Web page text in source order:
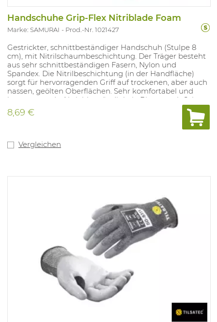
Handschuhe Grip-Flex Nitriblade Foam
Marke: SAMURAI Prod.-Nr. 1021427
Gestrickter, schnittbeständiger Handschuh (Stulpe 8
cm), mit Nitrilschaumbeschichtung. Der Träger besteht
aus sehr schnittbeständigen Fasern, Nylon und
Spandex. Die Nitrilbeschichtung (in der Handfläche)
sorgt für hervorragenden Griff auf trockenen, aber auch
nassen, geölten Oberflächen. Sehr komfortabel und
hervorragende Abriebbeständigkeit. Bietet auch Schutz
vor Kontakthitze bis 100 °C. Anwendung: Glasindustrie,
Montage, Metallverarbeitung, Kunststoffspritzguss.
Grösse verfügbar: 7-12 Gemäß: EN 388 4.X.4.2.C und EN
8,69 €
Vergleichen